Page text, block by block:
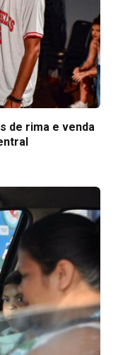
de rima e venda